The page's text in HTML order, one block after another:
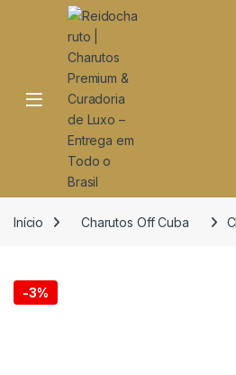
Open
Início Charutos Off Cuba
-3%